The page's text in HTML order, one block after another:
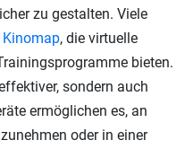
zu gestalten. Viele
Kinomap, die virtuelle
bieten.
sondern auch
ermöglichen es, an
oder in einer